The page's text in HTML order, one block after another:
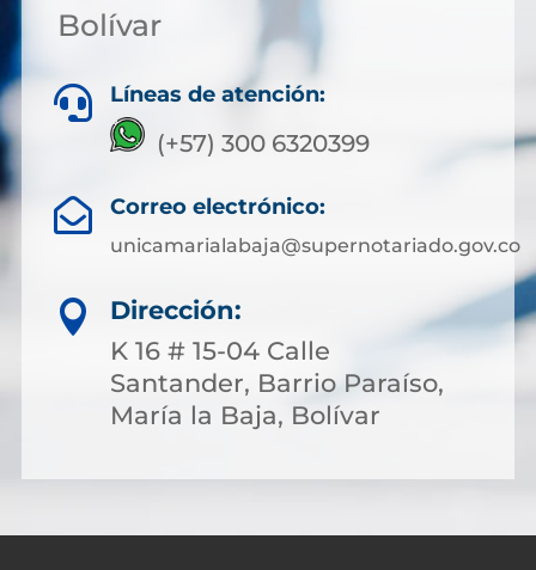
Bolívar
 Líneas de atención:
(+57) 300 6320399
 Correo electrónico:
unicamarialabaja@supernotariado.gov.co

Dirección:
K 16 # 15-04 Calle
Santander, Barrio Paraíso,
María la Baja, Bolívar